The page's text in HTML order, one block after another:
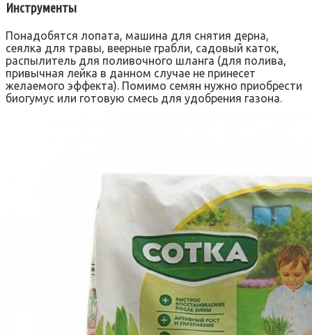
Инструменты
Понадобятся лопата, машина для снятия дерна,
сеялка для травы, веерные грабли, садовый каток,
распылитель для поливочного шланга (для полива,
привычная лейка в данном случае не принесет
желаемого эффекта). Помимо семян нужно приобрести
биогумус или готовую смесь для удобрения газона.